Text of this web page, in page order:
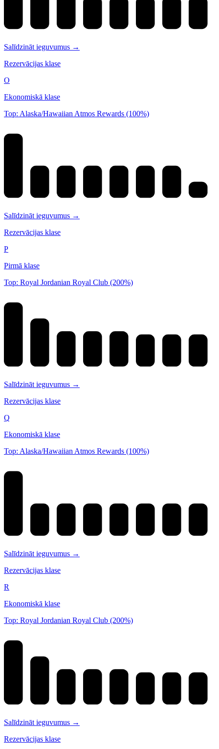
Salīdzināt ieguvumus →
Rezervācijas klase
O
Ekonomiskā klase
Top: Alaska/Hawaiian Atmos Rewards (100%)
Salīdzināt ieguvumus →
Rezervācijas klase
P
Pirmā klase
Top: Royal Jordanian Royal Club (200%)
Salīdzināt ieguvumus →
Rezervācijas klase
Q
Ekonomiskā klase
Top: Alaska/Hawaiian Atmos Rewards (100%)
Salīdzināt ieguvumus →
Rezervācijas klase
R
Ekonomiskā klase
Top: Royal Jordanian Royal Club (200%)
Salīdzināt ieguvumus →
Rezervācijas klase